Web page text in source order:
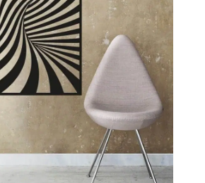
på
varesiden